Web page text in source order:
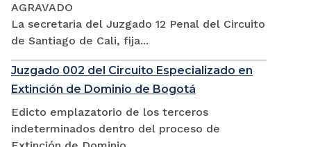
AGRAVADO
La secretaria del Juzgado 12 Penal del Circuito
de Santiago de Cali, fija...
Juzgado 002 del Circuito Especializado en
Extinción de Dominio de Bogotá
Edicto emplazatorio de los terceros
indeterminados dentro del proceso de